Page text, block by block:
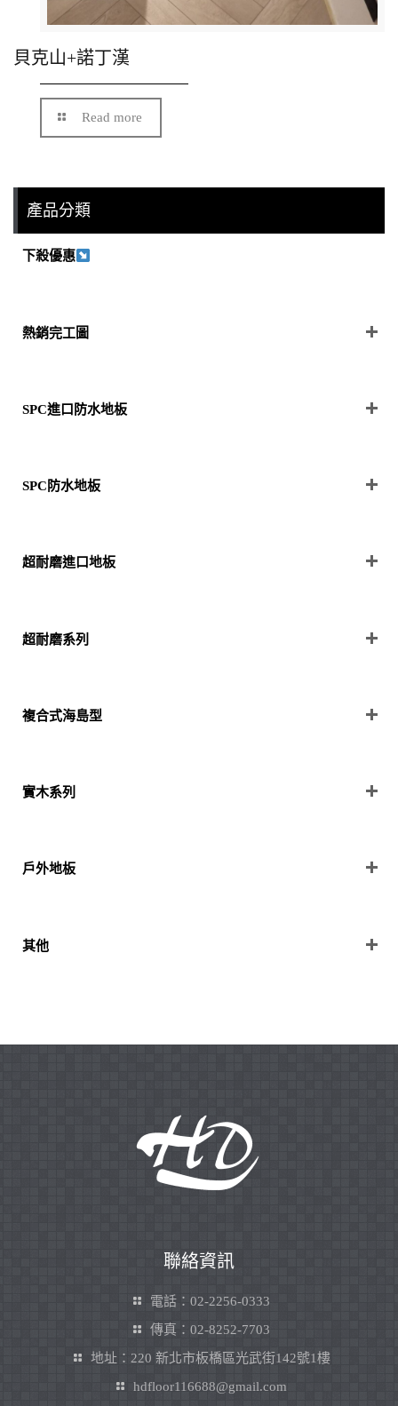
貝克山+諾丁漢
Read more
產品分類
下殺優惠
熱銷完工圖
SPC進口防水地板
SPC防水地板
超耐磨進口地板
超耐磨系列
複合式海島型
實木系列
戶外地板
其他
聯絡資訊
電話：02-2256-0333
傳真：02-8252-7703
地址：220 新北市板橋區光武街142號1樓
hdfloor116688@gmail.com